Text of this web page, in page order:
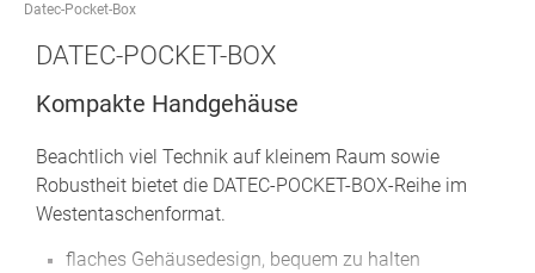
Datec-Pocket-Box
DATEC-POCKET-BOX
Kompakte Handgehäuse
Beachtlich viel Technik auf kleinem Raum sowie
Robustheit bietet die DATEC-POCKET-BOX-Reihe im
Westentaschenformat.
flaches Gehäusedesign, bequem zu halten